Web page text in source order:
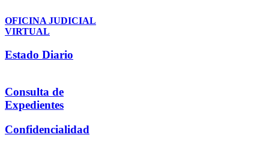
OFICINA JUDICIAL
VIRTUAL
Estado Diario
Consulta de
Expedientes
Confidencialidad